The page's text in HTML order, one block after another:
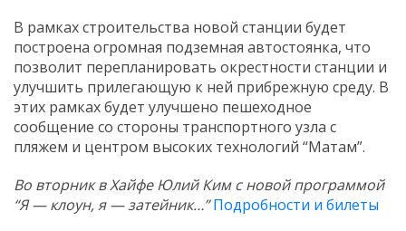
В рамках строительства новой станции будет
построена огромная подземная автостоянка, что
позволит перепланировать окрестности станции и
улучшить прилегающую к ней прибрежную среду. В
этих рамках будет улучшено пешеходное
сообщение со стороны транспортного узла с
пляжем и центром высоких технологий “Матам”.
Во вторник в Хайфе Юлий Ким с новой программой
“Я — клоун, я — затейник…” Подробности и билеты